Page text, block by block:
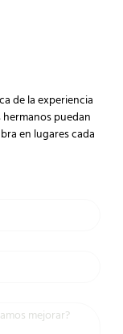
de la experiencia
puedan
en lugares cada